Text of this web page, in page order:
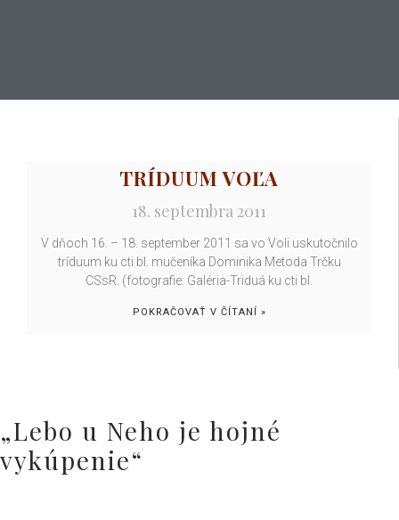
TRÍDUUM VOĽA
18. septembra 2011
V dňoch 16. – 18. september 2011 sa vo Voli uskutočnilo
tríduum ku cti bl. mučeníka Dominika Metoda Trčku
CSsR. (fotografie: Galéria-Triduá ku cti bl.
POKRAČOVAŤ V ČÍTANÍ »
„Lebo u Neho je hojné
vykúpenie“